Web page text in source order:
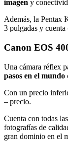
imagen y
Además, la Pentax
3 pulgadas y
Canon EOS
Una cámara réflex
pasos en el
Con un precio
– precio.
Cuenta con todas
fotografías de
gran dominio en el